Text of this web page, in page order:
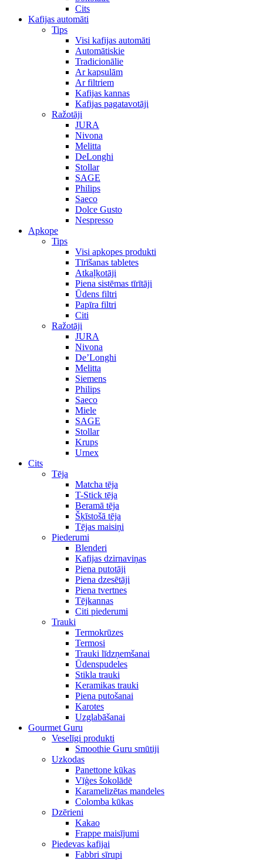
Cits
Kafijas automāti
Tips
Visi kafijas automāti
Automātiskie
Tradicionālie
Ar kapsulām
Ar filtriem
Kafijas kannas
Kafijas pagatavotāji
Ražotāji
JURA
Nivona
Melitta
DeLonghi
Stollar
SAGE
Philips
Saeco
Dolce Gusto
Nespresso
Apkope
Tips
Visi apkopes produkti
Tīrīšanas tabletes
Atkaļķotāji
Piena sistēmas tīrītāji
Ūdens filtri
Papīra filtri
Citi
Ražotāji
JURA
Nivona
De’Longhi
Melitta
Siemens
Philips
Saeco
Miele
SAGE
Stollar
Krups
Urnex
Cits
Tēja
Matcha tēja
T-Stick tēja
Beramā tēja
Šķīstošā tēja
Tējas maisiņi
Piederumi
Blenderi
Kafijas dzirnaviņas
Piena putotāji
Piena dzesētāji
Piena tvertnes
Tējkannas
Citi piederumi
Trauki
Termokrūzes
Termosi
Trauki līdzņemšanai
Ūdenspudeles
Stikla trauki
Keramikas trauki
Piena putošanai
Karotes
Uzglabāšanai
Gourmet Guru
Veselīgi produkti
Smoothie Guru smūtiji
Uzkodas
Panettone kūkas
Vīģes šokolādē
Karamelizētas mandeles
Colomba kūkas
Dzērieni
Kakao
Frappe maisījumi
Piedevas kafijai
Fabbri sīrupi